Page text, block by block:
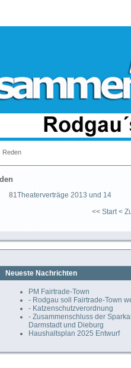
Reden
81Theaterverträge 2013 und 14
<< Start<
Neueste Nachrichten
PM Fairtrade-Town
- Rodgau soll Fairtrade-Town
- Katzenschutzverordnung
- Zusammenschluss der
Darmstadt und Dieburg
Haushaltsplan 2025 Entwurf